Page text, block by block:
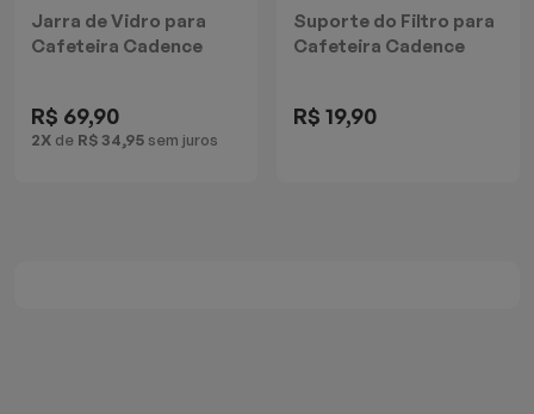
Jarra de Vidro para
Cafeteira Cadence
R$ 69,90
2X de R$ 34,95 sem juros
Suporte do Filtro para
Cafeteira Cadence
R$ 19,90
Coifas